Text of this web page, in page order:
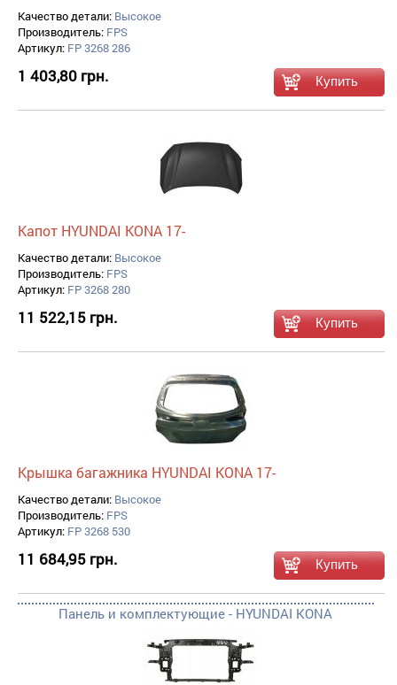
Качество детали: Высокое
Производитель: FPS
Артикул: FP 3268 286
1 403,80 грн.
Капот HYUNDAI KONA 17-
Качество детали: Высокое
Производитель: FPS
Артикул: FP 3268 280
11 522,15 грн.
Крышка багажника HYUNDAI KONA 17-
Качество детали: Высокое
Производитель: FPS
Артикул: FP 3268 530
11 684,95 грн.
Панель и комплектующие - HYUNDAI KONA